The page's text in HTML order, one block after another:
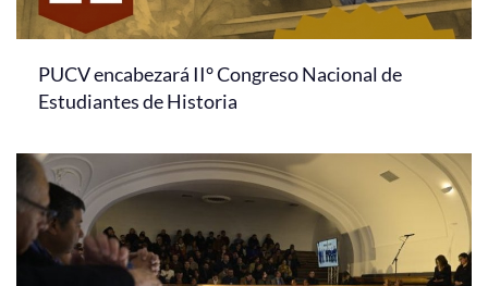
PUCV encabezará II° Congreso Nacional de
Estudiantes de Historia